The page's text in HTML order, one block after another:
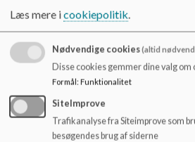
i
Dokumenter
Metoder-på-utterslev-
Utterslev Skole og KKFO
Læs mere icookiepolitik.
Nødvendige cookies(altid
Disse cookies gemmer dine valg
Formål: Funktionalitet
SiteImprove
Trafikanalyse fra Siteimprove som
besøgendes brug af siderne